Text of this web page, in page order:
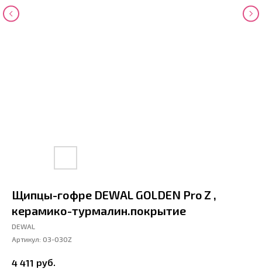
Щипцы-гофре DEWAL GOLDEN Pro Z ,
керамико-турмалин.покрытие
DEWAL
Артикул: 03-030Z
4 411 руб.